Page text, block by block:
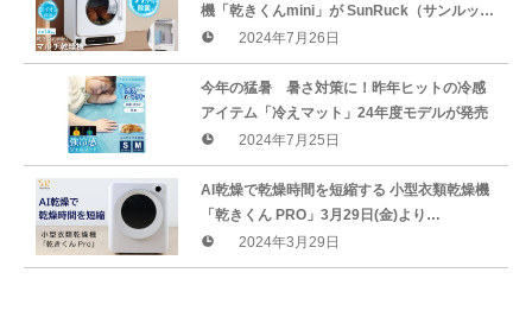
機「乾きくんmini」が SunRuck（サンルッ
ク）より発売しました！メディア紹介記念
SALE 20％OFF！
2024年7月26日
今年の猛暑 暑さ対策に！昨年ヒットの冷感
アイテム「冷えマット」24年度モデルが発売
2024年7月25日
AI乾燥で乾燥時間を短縮する 小型衣類乾燥機
「乾きくん PRO」3月29日(金)より
GREENFUNDINGで販売開始
2024年3月29日